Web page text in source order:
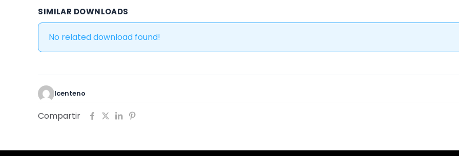
SIMILAR DOWNLOADS
No related download found!
lcenteno
Compartir